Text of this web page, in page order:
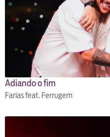
Adiando o fim
Farias feat. Ferrugem